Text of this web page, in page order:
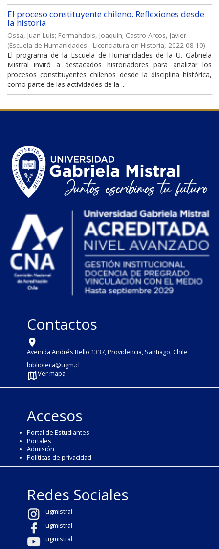
El proceso constituyente chileno. Reflexiones desde
la historia
Ossa, Juan Luis; Fermandois, Joaquín; Castro Arcos, Javier
(Escuela de Humanidades - Licenciatura en Historia, 2022-08-10)
El programa de la Escuela de Humanidades de la U. Gabriela
Mistral invitó a destacados historiadores para analizar los
procesos constituyentes chilenos desde la disciplina histórica,
como parte de las actividades de la ...
Contactos
Avenida Andrés Bello 1337, Providencia, Santiago, Chile
biblioteca@ugm.cl
Ver mapa
Accesos
Portal de Estudiantes
Portales
Admisión
Políticas de privacidad
Redes Sociales
ugmistral
ugmistral
ugmistral